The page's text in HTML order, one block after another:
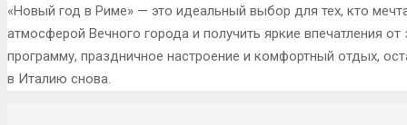
«Новый год в Риме» — это идеальный выбор для тех, кто
атмосферой Вечного города и получить яркие впечатления
программу, праздничное настроение и комфортный отдых,
в Италию снова.